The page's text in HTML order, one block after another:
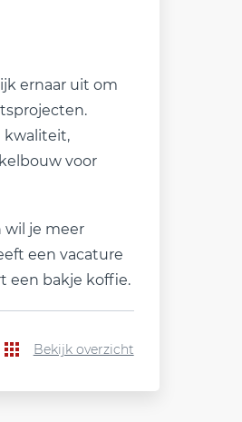
ernaar uit om
kwaliteit,
voor
wil je meer
een vacature
een bakje koffie.
Bekijk overzicht